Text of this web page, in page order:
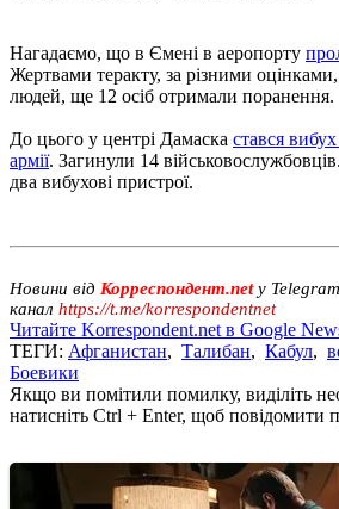
Нагадаємо, що в Ємені в аеропорту
Жертвами теракту, за різними
людей, ще 12 осіб отримали поранення.
До цього у центрі Дамаска стався вибух
армії. Загинули 14
два вибухові пристрої.
Новини від Корреспондент.netу
канал https://t.me/korrespondentnet
Читайте Korrespondent.net в Google
ТЕГИ: Афганистан, Талибан, Кабул,
Боевики
Якщо ви помітили помилку, виділіть
натисніть Ctrl + Enter, щоб повідомити